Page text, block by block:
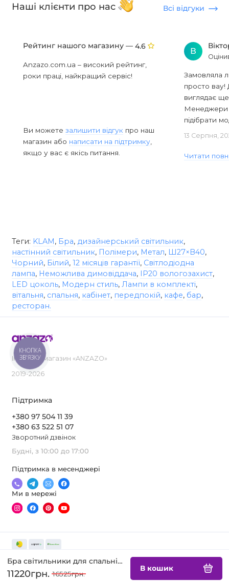
Бра світильники для спальні KLAM
11220грн. 16525грн.
В кошик
Наші клієнти про нас Всі відгуки
Рейтинг нашого магазину — 4.6
Anzazo.com.ua – високий рейтинг,
роки праці, найкращий сервіс!
Ви можете залишити відгук про наш
магазин або написати на підтримку
якщо у вас є якісь питання.
В
Замовляла
просто вау!
виглядає
Менеджери
підібрати
13 Серпня,
Читати
Теги: KLAM, Бра, дизайнерський світильник,
настінний світильник, Полімери, Метал, Ш27×В40,
Чорний, Білий, 12 місяців гарантії, Світлодіодна
лампа, Неможлива димовіддача, IP20 вологозахист,
LED цоколь, Модерн стиль, Лампи в комплекті,
вітальня, спальня, кабінет, передпокій, кафе, бар,
ресторан.
Інтернет-магазин «ANZAZO»
2019-2026
Підтримка
+380 97 504 11 39
+380 63 522 51 07
Зворотний дзвінок
Будні, з 10:00 до 17:00
Підтримка в месенджері
Ми в мережі
КНОПКА
ЗВ'ЯЗКУ